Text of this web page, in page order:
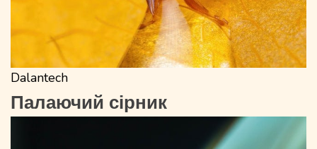
Dalantech
Палаючий сірник